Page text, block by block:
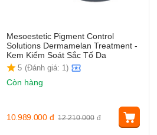
Mesoestetic Pigment Control
Solutions Dermamelan Treatment -
Kem Kiểm Soát Sắc Tố Da
5 (Đánh giá: 1)
Còn hàng
12.210.000 đ
10.989.000 đ